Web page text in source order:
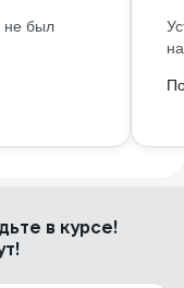
не был
в курсе!